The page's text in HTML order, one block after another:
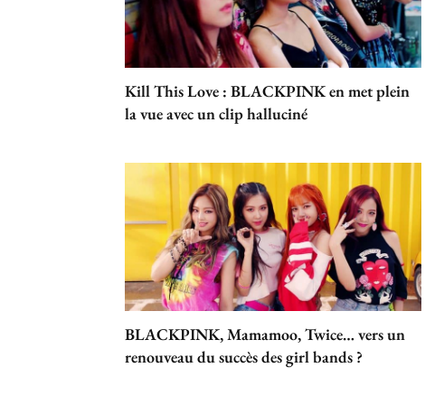
Kill This Love : BLACKPINK en met plein
la vue avec un clip halluciné
BLACKPINK, Mamamoo, Twice… vers un
renouveau du succès des girl bands ?